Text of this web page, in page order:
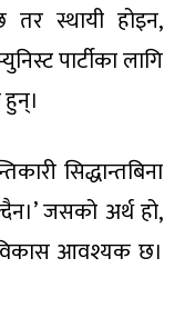
छ तर स्थायी होइन,
पार्टीका लागि
सिद्धान्तबिना
जसको अर्थ हो,
विकास आवश्यक छ।